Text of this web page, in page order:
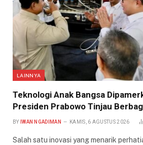
LAINNYA
Teknologi Anak Bangsa
Presiden Prabowo Tinjau
BY IWAN NGADIMAN KAMIS, 6 AGUSTUS 2026
Salah satu inovasi yang menarik